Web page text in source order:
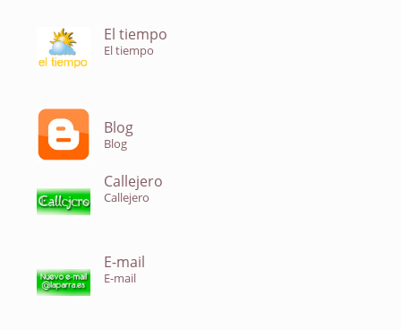
El tiempo
El tiempo
Blog
Blog
Callejero
Callejero
E-mail
E-mail